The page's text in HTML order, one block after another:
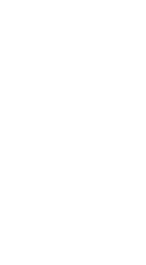
非洲刺李與鋸棕櫚 含南瓜
250顆